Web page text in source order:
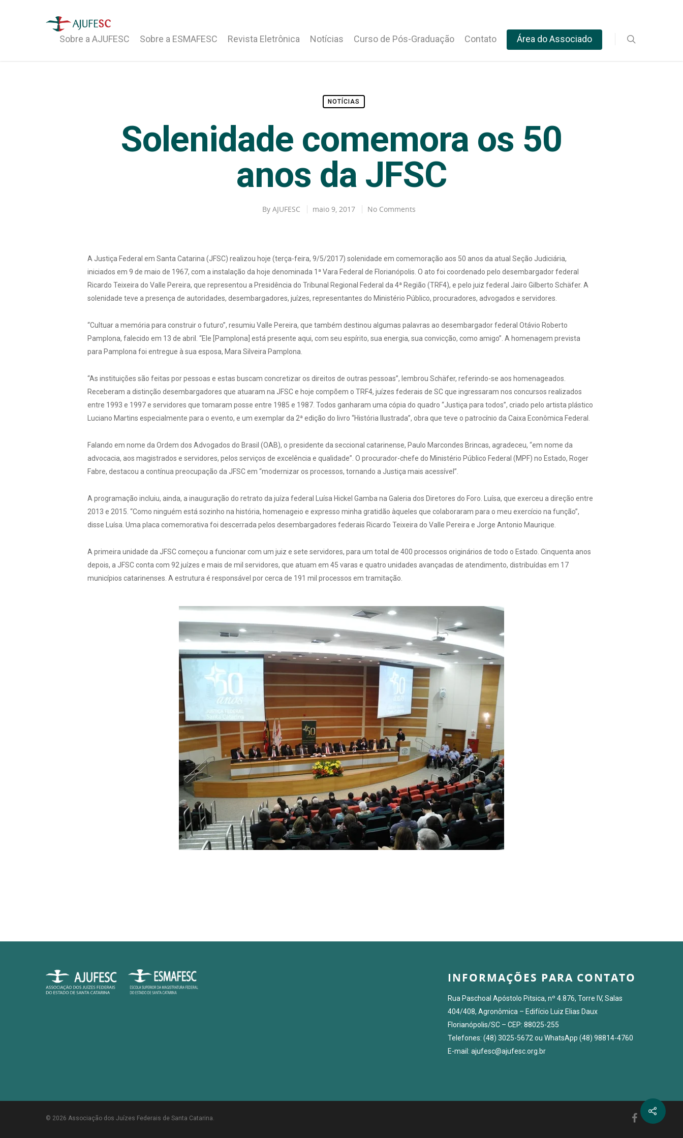
Sobre a AJUFESC Sobre a ESMAFESC Revista Eletrônica Notícias Curso de Pós-Graduação Contato Área do Associado
NOTÍCIAS
Solenidade comemora os 50
anos da JFSC
By AJUFESC maio 9, 2017 No Comments
A Justiça Federal em Santa Catarina (JFSC) realizou hoje (terça-feira, 9/5/2017) solenidade em comemoração aos 50 anos da atual Seção Judiciária,
iniciados em 9 de maio de 1967, com a instalação da hoje denominada 1ª Vara Federal de Florianópolis. O ato foi coordenado pelo desembargador federal
Ricardo Teixeira do Valle Pereira, que representou a Presidência do Tribunal Regional Federal da 4ª Região (TRF4), e pelo juiz federal Jairo Gilberto Schäfer. A
solenidade teve a presença de autoridades, desembargadores, juízes, representantes do Ministério Público, procuradores, advogados e servidores.
“Cultuar a memória para construir o futuro”, resumiu Valle Pereira, que também destinou algumas palavras ao desembargador federal Otávio Roberto
Pamplona, falecido em 13 de abril. “Ele [Pamplona] está presente aqui, com seu espírito, sua energia, sua convicção, como amigo”. A homenagem prevista
para Pamplona foi entregue à sua esposa, Mara Silveira Pamplona.
“As instituições são feitas por pessoas e estas buscam concretizar os direitos de outras pessoas”, lembrou Schäfer, referindo-se aos homenageados.
Receberam a distinção desembargadores que atuaram na JFSC e hoje compõem o TRF4, juízes federais de SC que ingressaram nos concursos realizados
entre 1993 e 1997 e servidores que tomaram posse entre 1985 e 1987. Todos ganharam uma cópia do quadro “Justiça para todos”, criado pelo artista plástico
Luciano Martins especialmente para o evento, e um exemplar da 2ª edição do livro “História Ilustrada”, obra que teve o patrocínio da Caixa Econômica Federal.
Falando em nome da Ordem dos Advogados do Brasil (OAB), o presidente da seccional catarinense, Paulo Marcondes Brincas, agradeceu, “em nome da
advocacia, aos magistrados e servidores, pelos serviços de excelência e qualidade”. O procurador-chefe do Ministério Público Federal (MPF) no Estado, Roger
Fabre, destacou a contínua preocupação da JFSC em “modernizar os processos, tornando a Justiça mais acessível”.
A programação incluiu, ainda, a inauguração do retrato da juíza federal Luísa Hickel Gamba na Galeria dos Diretores do Foro. Luísa, que exerceu a direção entre
2013 e 2015. “Como ninguém está sozinho na história, homenageio e expresso minha gratidão àqueles que colaboraram para o meu exercício na função”,
disse Luísa. Uma placa comemorativa foi descerrada pelos desembargadores federais Ricardo Teixeira do Valle Pereira e Jorge Antonio Maurique.
A primeira unidade da JFSC começou a funcionar com um juiz e sete servidores, para um total de 400 processos originários de todo o Estado. Cinquenta anos
depois, a JFSC conta com 92 juízes e mais de mil servidores, que atuam em 45 varas e quatro unidades avançadas de atendimento, distribuídas em 17
municípios catarinenses. A estrutura é responsável por cerca de 191 mil processos em tramitação.
INFORMAÇÕES PARA CONTATO
Rua Paschoal Apóstolo Pitsica, nº 4.876, Torre IV, Salas
404/408, Agronômica – Edifício Luiz Elias Daux
Florianópolis/SC – CEP: 88025-255
Telefones: (48) 3025-5672 ou WhatsApp (48) 98814-4760
E-mail: ajufesc@ajufesc.org.br
© 2026 Associação dos Juízes Federais de Santa Catarina.